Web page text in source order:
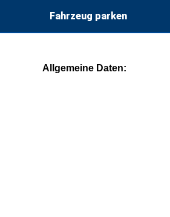
Fahrzeug parken
Allgemeine Daten: